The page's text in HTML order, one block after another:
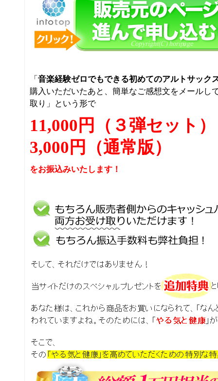
「 音楽経験ゼロでもできる初めてのアルトサック
購入いただいたあと、簡単なご感想文をメールし
取り」という形で
11,000円（３弾セット）
3,000円（通常版）
をお振込みいたします！